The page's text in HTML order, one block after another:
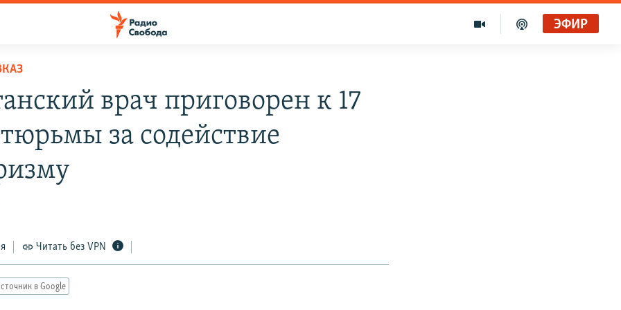
ЭФИР
врач приговорен к 17
за содействие
Читать без VPN
в Google